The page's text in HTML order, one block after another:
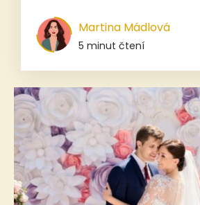
Martina Mádlová
5 minut čtení